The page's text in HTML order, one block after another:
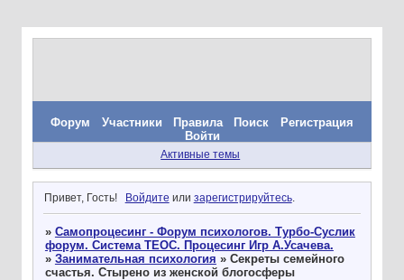
Форум Участники Правила Поиск
Регистрация
Войти
Активные темы
Привет, Гость! Войдите или зарегистрируйтесь.
» Самопроцесинг - Форум психологов. Турбо-Суслик
форум. Система ТЕОС. Процесинг Игр А.Усачева.
» Занимательная психология » Секреты семейного
счастья. Стырено из женской блогосферы